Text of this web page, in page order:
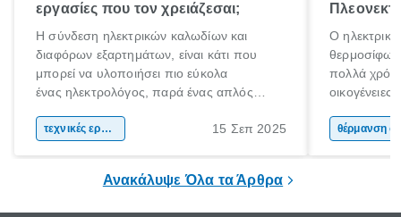
εργασίες που τον χρειάζεσαι;
Η σύνδεση ηλεκτρικών καλωδίων και
διαφόρων εξαρτημάτων, είναι κάτι που
μπορεί να υλοποιήσει πιο εύκολα
ένας ηλεκτρολόγος, παρά ένας απλός
περίπλοκα και επικίνδυνα. Αν έχεις στο νου
ηλεκτρολόγου είναι πιθανόν απαραίτητη.
τεχνικές εργασίες 15 Σεπ 2025
Ο
πολλά
θέρμανσης
Ανακάλυψε Όλα τα Άρθρα